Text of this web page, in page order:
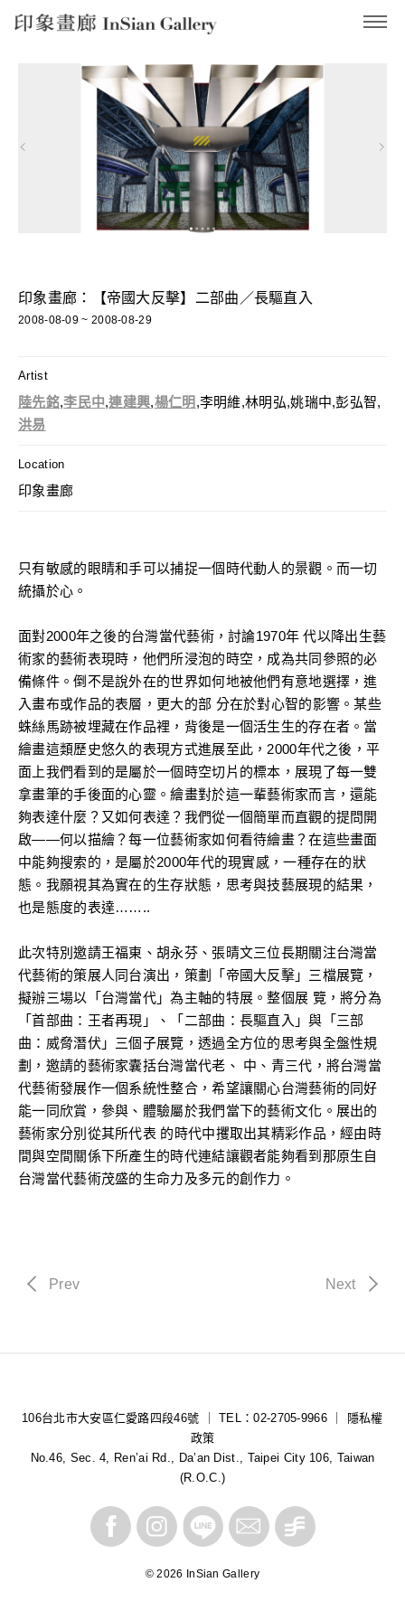
InSian Gallery
印象畫廊：【帝國大反擊】二部曲／長驅直入
2008-08-09 ~ 2008-08-29
Artist
陸先銘,李民中,連建興,楊仁明 ,李明維,林明弘,姚瑞中,彭弘智,
洪易
Location
印象畫廊
只有敏感的眼睛和手可以捕捉一個時代動人的景觀。而一切
統攝於心。
面對2000年之後的台灣當代藝術，討論1970年 代以降出生藝
術家的藝術表現時，他們所浸泡的時空，成為共同參照的必
備條件。倒不是說外在的世界如何地被他們有意地選擇，進
入畫布或作品的表層，更大的部 分在於對心智的影響。某些
蛛絲馬跡被埋藏在作品裡，背後是一個活生生的存在者。當
繪畫這類歷史悠久的表現方式進展至此，2000年代之後，平
面上我們看到的是屬於一個時空切片的標本，展現了每一雙
拿畫筆的手後面的心靈。繪畫對於這一輩藝術家而言，還能
夠表達什麼？又如何表達？我們從一個簡單而直觀的提問開
啟——何以描繪？每一位藝術家如何看待繪畫？在這些畫面
中能夠搜索的，是屬於2000年代的現實感，一種存在的狀
態。我願視其為實在的生存狀態，思考與技藝展現的結果，
也是態度的表達……..
此次特別邀請王福東、胡永芬、張晴文三位長期關注台灣當
代藝術的策展人同台演出，策劃「帝國大反擊」三檔展覽，
擬辦三場以「台灣當代」為主軸的特展。整個展 覽，將分為
「首部曲：王者再現」、「二部曲：長驅直入」與「三部
曲：威脅潛伏」三個子展覽，透過全方位的思考與全盤性規
劃，邀請的藝術家囊括台灣當代老、 中、青三代，將台灣當
代藝術發展作一個系統性整合，希望讓關心台灣藝術的同好
能一同欣賞，參與、體驗屬於我們當下的藝術文化。展出的
藝術家分別從其所代表 的時代中攫取出其精彩作品，經由時
間與空間關係下所產生的時代連結讓觀者能夠看到那原生自
台灣當代藝術茂盛的生命力及多元的創作力。
Prev Next
106台北市大安區仁愛路四段46號 ｜ TEL：02-2705-9966 ｜ 隱私權
政策
No.46, Sec. 4, Ren’ai Rd., Da’an Dist., Taipei City 106, Taiwan
(R.O.C.)
© 2026 InSian Gallery